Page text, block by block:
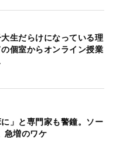
生だらけになっている理
個室からオンライン授業
に」と専門家も警鐘。ソー
急増のワケ